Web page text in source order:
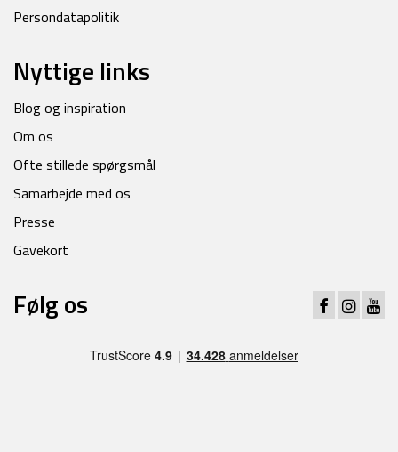
Persondatapolitik
Nyttige links
Blog og inspiration
Om os
Ofte stillede spørgsmål
Samarbejde med os
Presse
Gavekort
Følg os